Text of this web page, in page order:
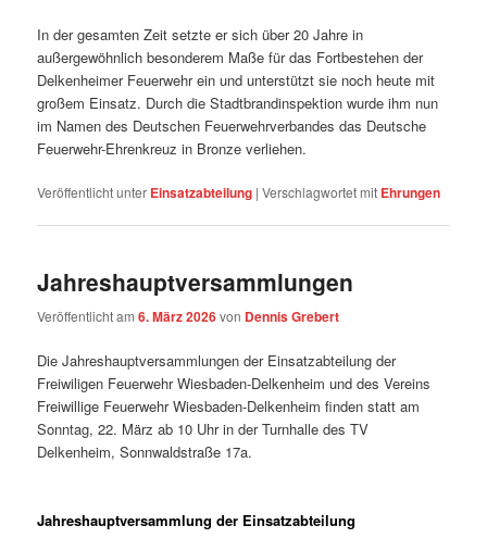
In der gesamten Zeit setzte er sich über 20 Jahre in
außergewöhnlich besonderem Maße für das Fortbestehen der
Delkenheimer Feuerwehr ein und unterstützt sie noch heute mit
großem Einsatz. Durch die Stadtbrandinspektion wurde ihm nun
im Namen des Deutschen Feuerwehrverbandes das Deutsche
Feuerwehr-Ehrenkreuz in Bronze verliehen.
Veröffentlicht unter Einsatzabteilung |Verschlagwortet mit Ehrungen
Jahreshauptversammlungen
Veröffentlicht am6. März 2026von Dennis Grebert
Die Jahreshauptversammlungen der Einsatzabteilung der
Freiwiligen Feuerwehr Wiesbaden-Delkenheim und des Vereins
Freiwillige Feuerwehr Wiesbaden-Delkenheim finden statt am
Sonntag, 22. März ab 10 Uhr in der Turnhalle des TV
Delkenheim, Sonnwaldstraße 17a.
Jahreshauptversammlung der Einsatzabteilung